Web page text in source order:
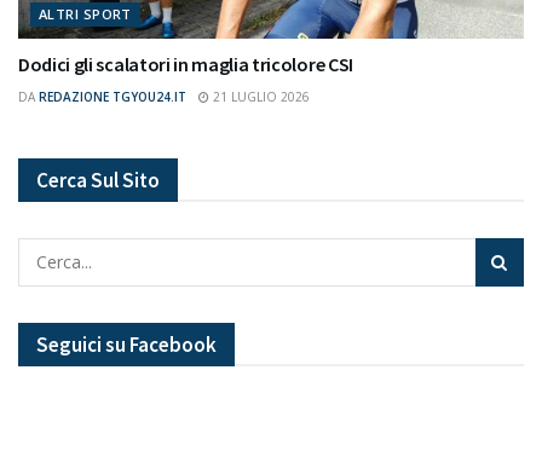
ALTRI SPORT
Dodici gli scalatori in maglia tricolore CSI
DA REDAZIONE TGYOU24.IT 21 LUGLIO 2026
Cerca Sul Sito
Seguici su Facebook